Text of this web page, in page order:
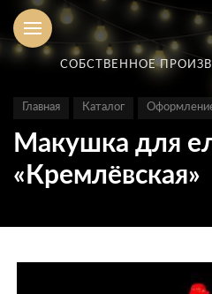
СОБСТВЕННОЕ
Главная Каталог
Макушка для
«Кремлёвская»